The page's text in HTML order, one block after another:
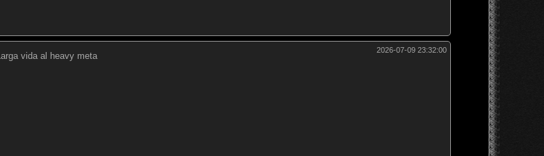
2026-07-09 23:32:00
Larga vida al heavy meta